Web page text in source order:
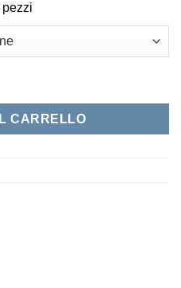
pezzi
quantità
CARRELLO